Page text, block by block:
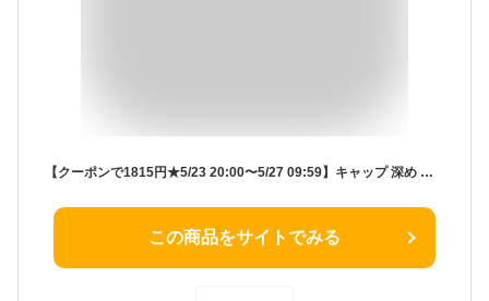
【クーポンで1815円★5/23 20:00〜5/27 09:59】キャップ 深め レディース メンズ 帽子【完全遮光100％/紫外線遮蔽率99.9%以上/UPF50+/接触冷感】選べる3サイズ uv コットン 手洗いOK UV対策 uvカット 紫外線対策 深い シンプル 無地 アウトドア【メール便】 tgh-30067z
この商品をサイトでみる